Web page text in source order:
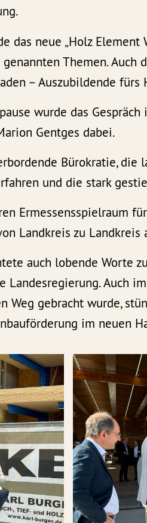
das neue „Holz
Themen. Auch
– Auszubildende
wurde das
Gentges dabei.
Bürokratie, die
und die stark
Ermessensspielraum
Landkreis zu Landkreis
auch lobende Worte
Landesregierung. Auch
Weg gebracht wurde,
im neuen